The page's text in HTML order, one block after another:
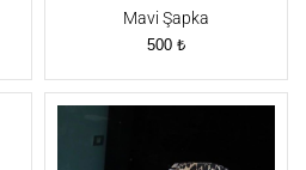
Mavi Şapka
500 ₺